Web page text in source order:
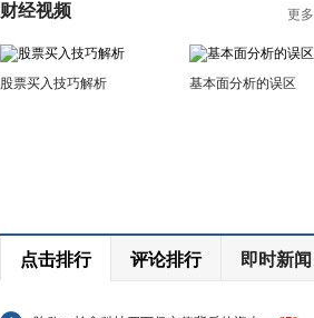
财经视频 更多
股票买入技巧解析 基本面分析的误区
点击排行 评论排行 即时新闻